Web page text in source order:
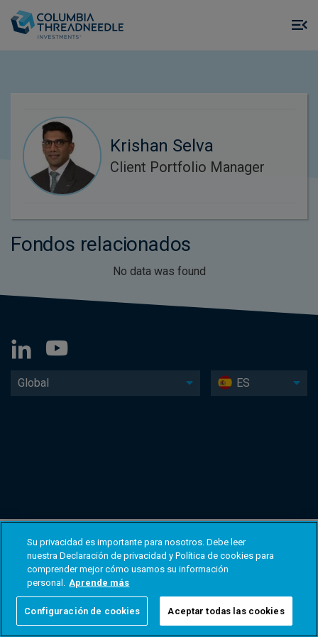
Krishan Selva
Client Portfolio Manager
Fondos relacionados
No data was found
Global ES
Su privacidad es importante para nosotros. Debe leer
nuestra Declaración de privacidad y Política de cookies para
comprender mejor cómo usamos su información
personal. Aprende más
Configuración de cookies Aceptar todas las cookies